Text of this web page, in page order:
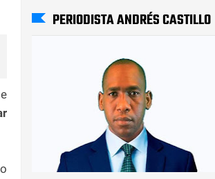
PERIODISTA ANDRÉS CASTILLO